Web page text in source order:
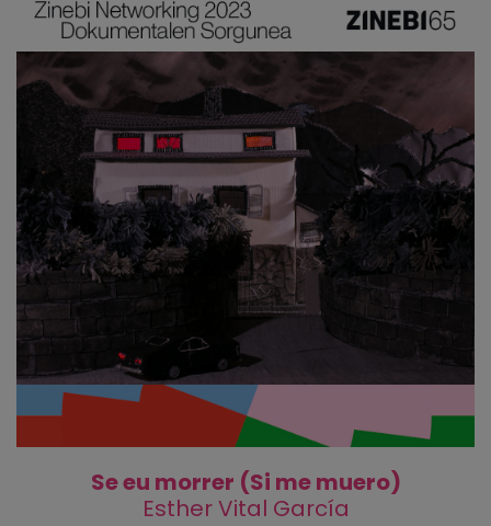
Se eu morrer (Si me muero)
Esther Vital García